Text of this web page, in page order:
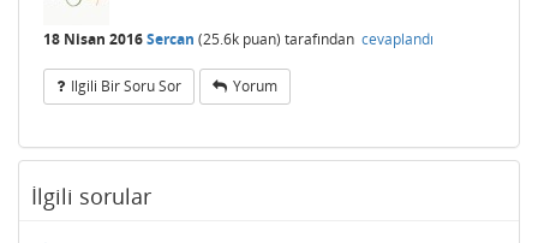
18 Nisan 2016Sercan (25.6k puan) tarafından cevaplandı
Ilgili Bir Soru Sor Yorum
İlgili sorular